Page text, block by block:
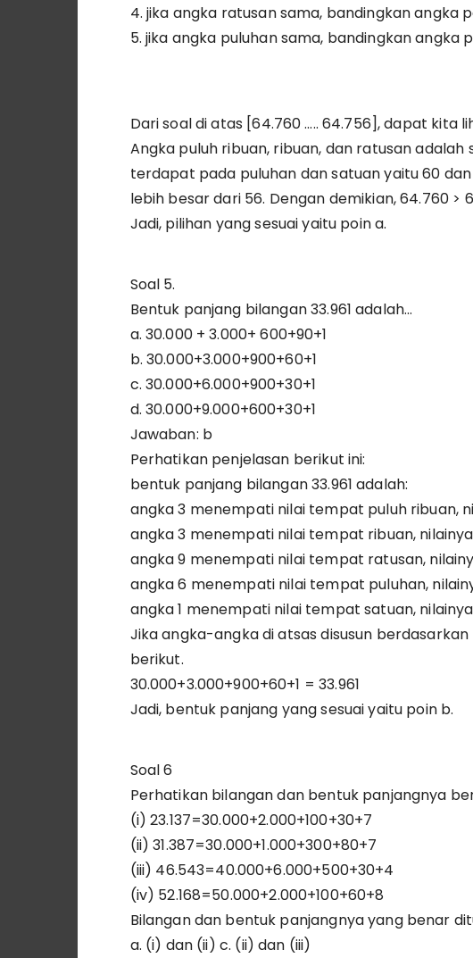
4. jika angka ratusan sama, bandingkan angka
5. jika angka puluhan sama, bandingkan angka
Dari soal di atas [64.760 ….. 64.756], dapat kita
Angka puluh ribuan, ribuan, dan ratusan
terdapat pada puluhan dan satuan yaitu 60
lebih besar dari 56. Dengan demikian, 64.760 >
Jadi, pilihan yang sesuai yaitu poin a.
Soal 5.
Bentuk panjang bilangan 33.961 adalah…
a. 30.000 + 3.000+ 600+90+1
b. 30.000+3.000+900+60+1
c. 30.000+6.000+900+30+1
d. 30.000+9.000+600+30+1
Jawaban: b
Perhatikan penjelasan berikut ini:
bentuk panjang bilangan 33.961 adalah:
angka 3 menempati nilai tempat puluh ribuan,
angka 3 menempati nilai tempat ribuan,
angka 9 menempati nilai tempat ratusan,
angka 6 menempati nilai tempat puluhan,
angka 1 menempati nilai tempat satuan, nilainya
Jika angka-angka di atsas disusun
berikut.
30.000+3.000+900+60+1 = 33.961
Jadi, bentuk panjang yang sesuai yaitu poin b.
Soal 6
Perhatikan bilangan dan bentuk panjangnya
(i) 23.137=30.000+2.000+100+30+7
(ii) 31.387=30.000+1.000+300+80+7
(iii) 46.543=40.000+6.000+500+30+4
(iv) 52.168=50.000+2.000+100+60+8
Bilangan dan bentuk panjangnya yang benar
a. (i) dan (ii) c. (ii) dan (iii)